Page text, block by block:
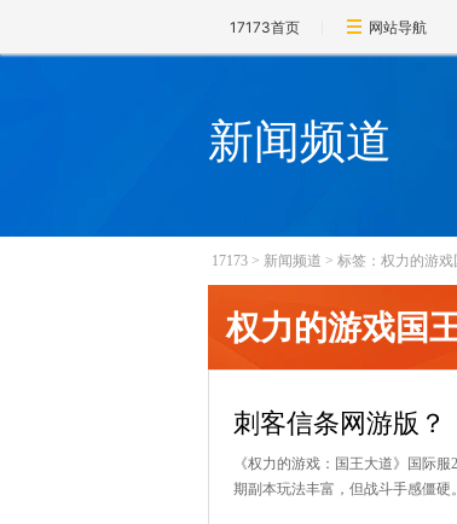
17173首页 网站导航
新闻频道
17173 > 新闻频道 > 标签：权力的游戏
权力的游戏国
刺客信条网游版？
《权力的游戏：国王大道》国际
期副本玩法丰富，但战斗手感僵硬